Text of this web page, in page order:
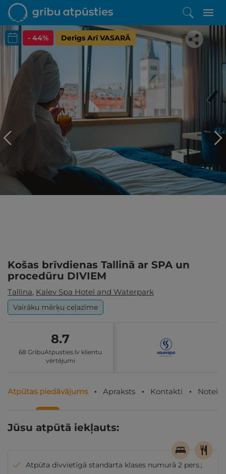
- 44% Derīgs Arī VASARĀ
Iepatikās šis piedāvājums?
Līdz brīnišķīgai atpūtai atlikuši tikai daži soļi
PĒRKU
Košas brīvdienas Tallinā ar SPA un
procedūru DIVIEM
Tallina, Kalev Spa Hotel and Waterpark
Vairāku mērķu ceļazīme
8.7
68 GribuAtpusties.lv klientu
vērtējumi
Atpūtas piedāvājums Apraksts Kontakti
Jūsu atpūtā iekļauts:
Atpūta divvietīgā standarta klases numurā 2 pers.;